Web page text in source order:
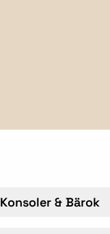
Konsoler & Bärok